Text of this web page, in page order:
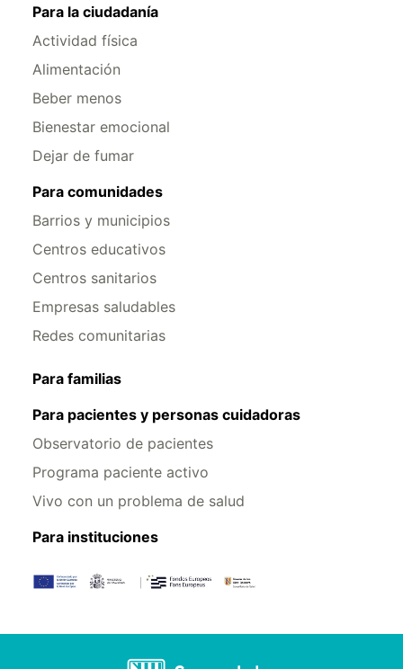
Para la ciudadanía
Actividad física
Alimentación
Beber menos
Bienestar emocional
Dejar de fumar
Para comunidades
Barrios y municipios
Centros educativos
Centros sanitarios
Empresas saludables
Redes comunitarias
Para familias
Para pacientes y personas cuidadoras
Observatorio de pacientes
Programa paciente activo
Vivo con un problema de salud
Para instituciones